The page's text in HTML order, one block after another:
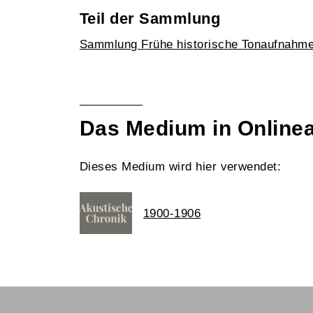
Teil der Sammlung
Sammlung Frühe historische
Das Medium in
Dieses Medium wird hier verwendet:
1900-1906